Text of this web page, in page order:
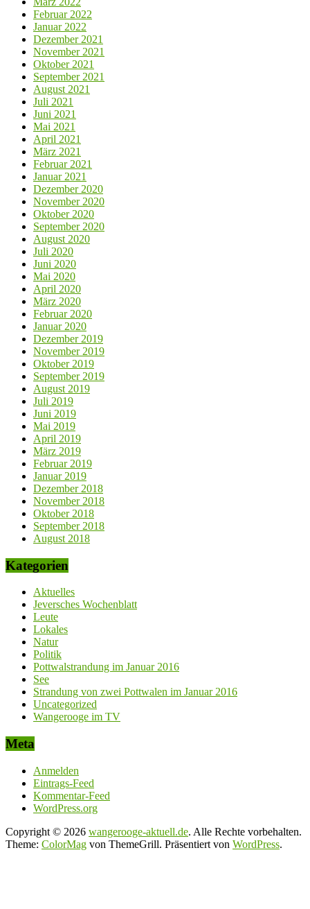
Februar 2022
Januar 2022
Dezember 2021
November 2021
Oktober 2021
September 2021
August 2021
Juli 2021
Juni 2021
Mai 2021
April 2021
März 2021
Februar 2021
Januar 2021
Dezember 2020
November 2020
Oktober 2020
September 2020
August 2020
Juli 2020
Juni 2020
Mai 2020
April 2020
März 2020
Februar 2020
Januar 2020
Dezember 2019
November 2019
Oktober 2019
September 2019
August 2019
Juli 2019
Juni 2019
Mai 2019
April 2019
März 2019
Februar 2019
Januar 2019
Dezember 2018
November 2018
Oktober 2018
September 2018
August 2018
Kategorien
Aktuelles
Jeversches Wochenblatt
Leute
Lokales
Natur
Politik
Pottwalstrandung im Januar 2016
See
Strandung von zwei Pottwalen im Januar 2016
Uncategorized
Wangerooge im TV
Meta
Anmelden
Eintrags-Feed
Kommentar-Feed
WordPress.org
Copyright © 2026 wangerooge-aktuell.de. Alle Rechte vorbehalten.
Theme: ColorMag von ThemeGrill. Präsentiert von WordPress.